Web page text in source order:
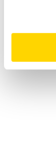
website niet